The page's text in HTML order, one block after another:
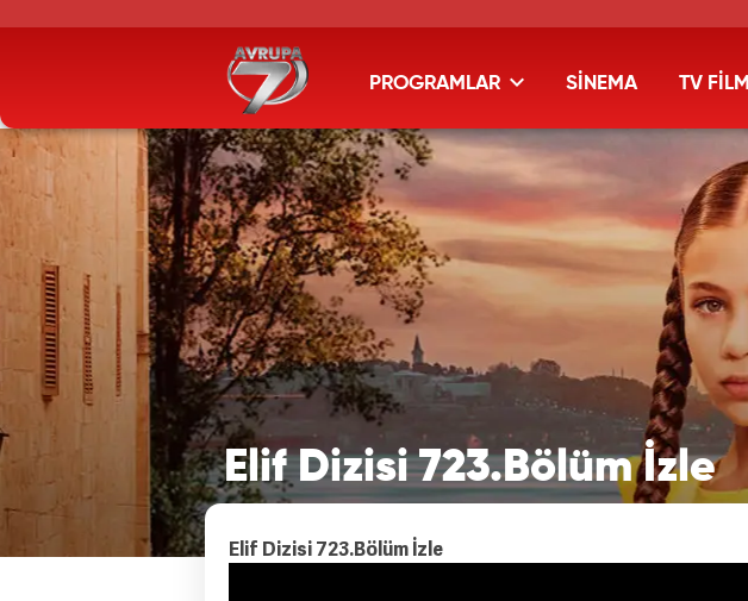
PROGRAMLAR SİNEMA TV FİLMİ
Elif Dizisi 723.Bölüm İzle
Elif Dizisi 723.Bölüm İzle